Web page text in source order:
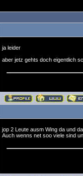
ja leider
aber jetz gehts doch eigentlich
jop 2 Leute ausm Wing da und
Auch wenns net soo viele sind